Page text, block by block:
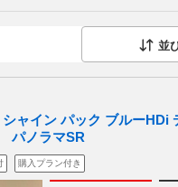
並
ャイン パック ブルーHDi
パノラマSR
購入プラン付き